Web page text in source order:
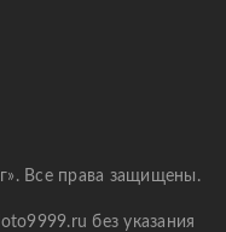
Все права защищены.
без указания